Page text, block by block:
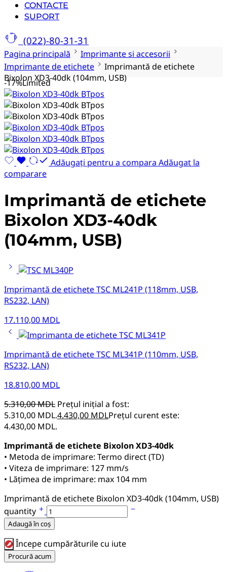
CONTACTE
SUPORT
(022)-80-31-31
Pagina principală
Imprimante si accesorii
Imprimante de etichete
Imprimantă de etichete
Bixolon XD3-40dk (104mm, USB)
-17%Limited
Adăugați pentru a compara Adăugat la
comparare
Imprimantă de etichete
Bixolon XD3-40dk
(104mm, USB)
Imprimantă de etichete TSC ML241P (118mm, USB,
RS232, LAN)
17.110,00 MDL
Imprimantă de etichete TSC ML341P (110mm, USB,
RS232, LAN)
18.810,00 MDL
5.310,00MDL Prețul inițial a fost:
5.310,00 MDL.4.430,00 MDLPrețul curent este:
4.430,00 MDL.
Imprimantă de etichete Bixolon XD3-40dk
• Metoda de imprimare: Termo direct (TD)
• Viteza de imprimare: 127 mm/s
• Lățimea de imprimare: max 104 mm
Imprimantă de etichete Bixolon XD3-40dk (104mm, USB)
quantity
Adaugă în coș
Începe cumpărăturile cu iute
Procură acum